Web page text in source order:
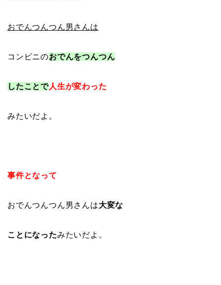
おでんつんつん男さんは
コンビニのおでんをつんつん
したことで人生が変わった
みたいだよ。
事件となって
おでんつんつん男さんは大変な
ことになったみたいだよ。